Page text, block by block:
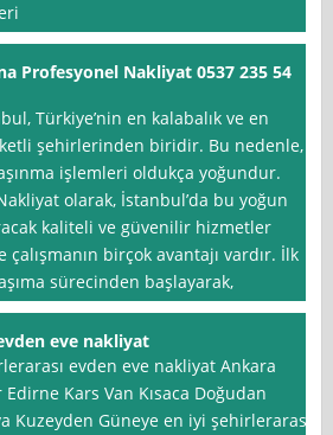
Profesyonel Nakliyat 0537 235 54
Türkiye’nin en kalabalık ve en
şehirlerinden biridir. Bu nedenle,
işlemleri oldukça yoğundur.
olarak, İstanbul’da bu yoğun
kaliteli ve güvenilir hizmetler
çalışmanın birçok avantajı vardır. İlk
sürecinden başlayarak,
evden eve nakliyat
evden eve nakliyat Ankara
Edirne Kars Van Kısaca Doğudan
Kuzeyden Güneye en iyi şehirlerarası